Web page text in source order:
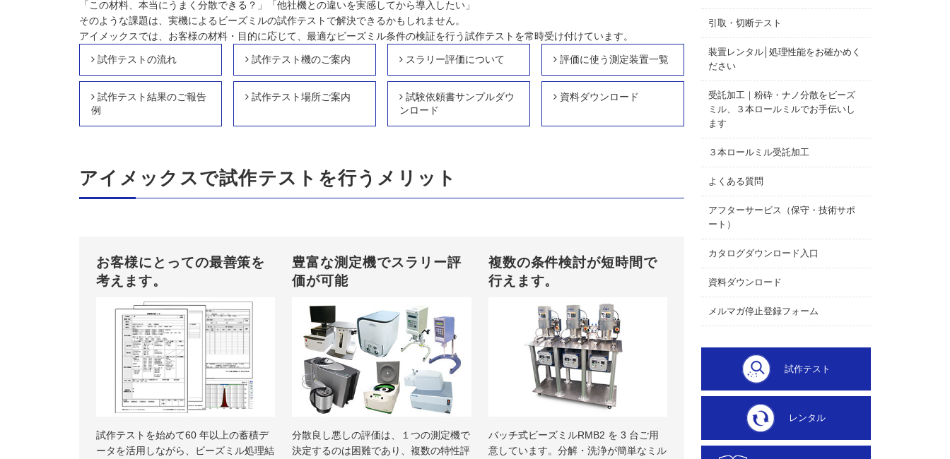
「この材料、本当にうまく分散できる？」「他社機との違いを実感してから導入したい」
そのような課題は、実機によるビーズミルの試作テストで解決できるかもしれません。
アイメックスでは、お客様の材料・目的に応じて、最適なビーズミル条件の検証を行う試作テストを常時受け付けています。
試作テストの流れ 試作テスト機のご案内 スラリー評価について 評価に使う測定装置一覧
試作テスト結果のご報告
例
試作テスト場所ご案内
試験依頼書サンプルダウ
ンロード
資料ダウンロード
アイメックスで試作テストを行うメリット
お客様にとっての最善策を
考えます。
試作テストを始めて60 年以上の蓄積デ
ータを活用しながら、ビーズミル処理結
豊富な測定機でスラリー評
価が可能
分散良し悪しの評価は、１つの測定機で
決定するのは困難であり、複数の特性評
複数の条件検討が短時間で
行えます。
バッチ式ビーズミルRMB2 を 3 台ご用
意しています。分解・洗浄が簡単なミル
引取・切断テスト
装置レンタル│処理性能をお確かめく
ださい
受託加工｜粉砕・ナノ分散をビーズ
ミル、３本ロールミルでお手伝いし
ます
３本ロールミル受託加工
よくある質問
アフターサービス（保守・技術サポ
ート）
カタログダウンロード入口
資料ダウンロード
メルマガ停止登録フォーム
試作テスト
レンタル